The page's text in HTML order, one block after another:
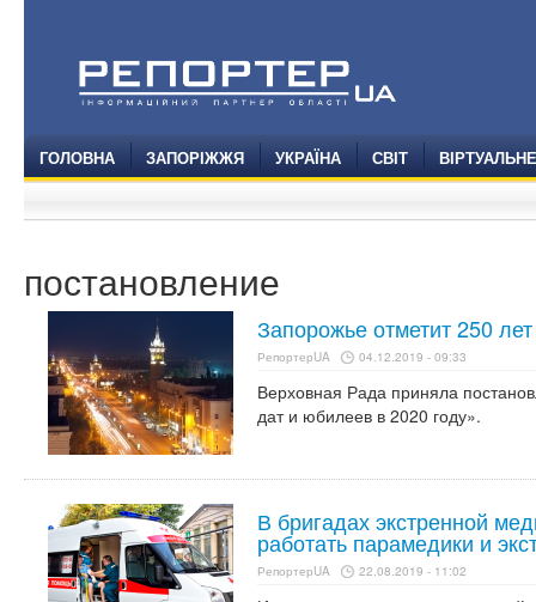
ГОЛОВНА ЗАПОРІЖЖЯ УКРАЇНА СВІТ
постановление
Запорожье отметит 250
РепортерUA 04.12.2019 - 09:33
Верховная Рада приняла
дат и юбилеев в 2020 году».
В бригадах экстренной
работать парамедики и
РепортерUA 22.08.2019 - 11:02